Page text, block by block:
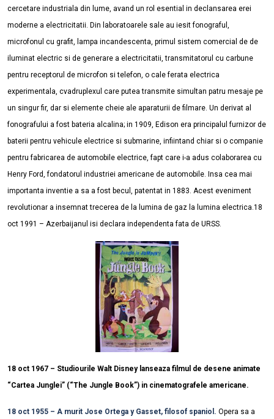
cercetare industriala din lume, avand un rol esential in declansarea erei
moderne a electricitatii. Din laboratoarele sale au iesit fonograful,
microfonul cu grafit, lampa incandescenta, primul sistem comercial de de
iluminat electric si de generare a electricitatii, transmitatorul cu carbune
pentru receptorul de microfon si telefon, o cale ferata electrica
experimentala, cvadruplexul care putea transmite simultan patru mesaje pe
un singur fir, dar si elemente cheie ale aparaturii de filmare. Un derivat al
fonografului a fost bateria alcalina; in 1909, Edison era principalul furnizor de
baterii pentru vehicule electrice si submarine, infiintand chiar si o companie
pentru fabricarea de automobile electrice, fapt care i-a adus colaborarea cu
Henry Ford, fondatorul industriei americane de automobile. Insa cea mai
importanta inventie a sa a fost becul, patentat in 1883. Acest eveniment
revolutionar a insemnat trecerea de la lumina de gaz la lumina electrica. 18
oct 1991 – Azerbaijanul isi declara independenta fata de URSS.
18 oct 1967 – Studiourile Walt Disney lanseaza filmul de desene animate
“Cartea Junglei” (“The Jungle Book”) in cinematografele americane.
18 oct 1955 – A murit Jose Ortega y Gasset, filosof spaniol. Opera sa a